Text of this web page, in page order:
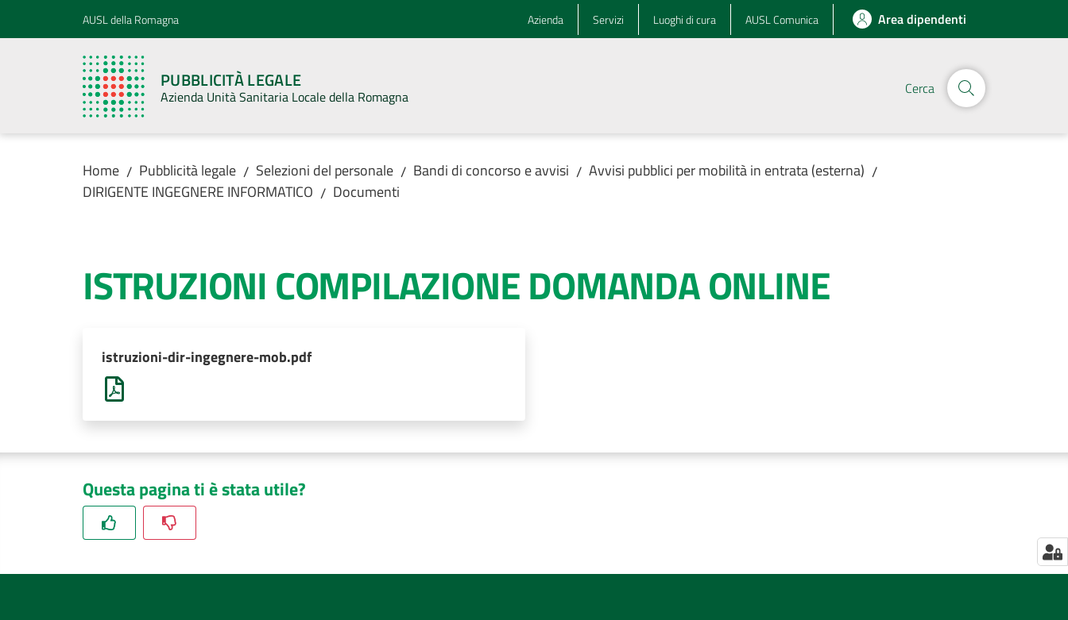
Vai al contenuto
Vai alla navigazioneAUSL della Romagna Azienda Servizi Luoghi di cura AUSL Comunica Area dipendenti
PUBBLICITÀ LEGALE
Azienda Unità Sanitaria Locale della Romagna Cerca
Home / Pubblicità legale / Selezioni del personale / Bandi di concorso e avvisi / Avvisi pubblici per mobilità in entrata (esterna) /
DIRIGENTE INGEGNERE INFORMATICO / Documenti
ISTRUZIONI COMPILAZIONE DOMANDA ONLINE
istruzioni-dir-ingegnere-mob.pdf
Questa pagina ti è stata utile?